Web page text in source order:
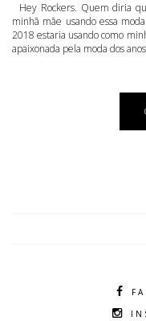
Hey Rockers. Quem diria
minhã mãe usando essa
2018 estaria usando como
apaixonada pela moda dos